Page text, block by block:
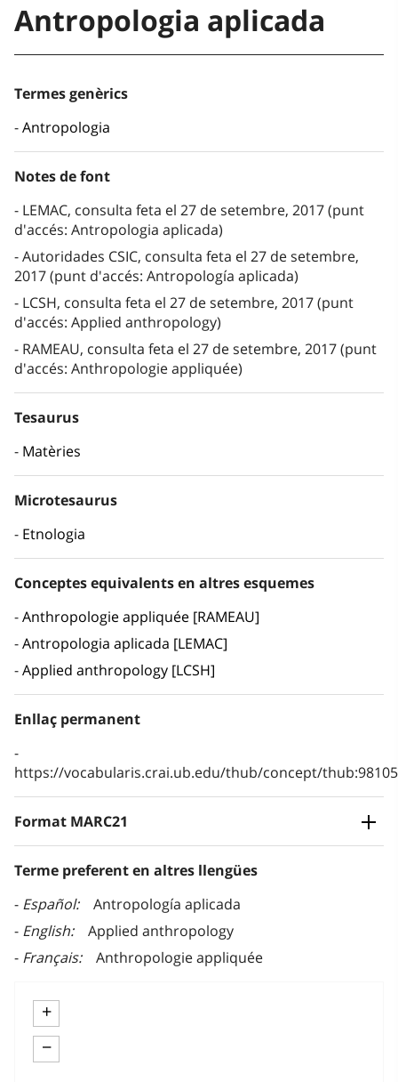
Antropologia aplicada
Termes genèrics
Antropologia
Notes de font
LEMAC, consulta feta el 27 de setembre, 2017 (punt
d'accés: Antropologia aplicada)
Autoridades CSIC, consulta feta el 27 de setembre,
2017 (punt d'accés: Antropología aplicada)
LCSH, consulta feta el 27 de setembre, 2017 (punt
d'accés: Applied anthropology)
RAMEAU, consulta feta el 27 de setembre, 2017 (punt
d'accés: Anthropologie appliquée)
Tesaurus
Matèries
Microtesaurus
Etnologia
Conceptes equivalents en altres esquemes
Anthropologie appliquée [RAMEAU]
Antropologia aplicada [LEMAC]
Applied anthropology [LCSH]
Enllaç permanent
https://vocabularis.crai.ub.edu/thub/concept/
Format MARC21
Terme preferent en altres llengües
Español
Antropología aplicada
English
Applied anthropology
Français
Anthropologie appliquée
+
−